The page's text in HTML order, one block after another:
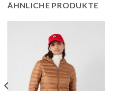
ÄHNLICHE PRODUKTE